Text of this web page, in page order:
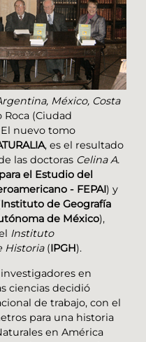
México, Costa
Roca (Ciudad
nuevo tomo
, es el resultado
las doctoras Celina A.
el Estudio del
- FEPAI) y
Instituto de Geografía
de México),
Instituto
Historia(IPGH).
en
ciencias decidió
de trabajo, con el
para una historia
en América